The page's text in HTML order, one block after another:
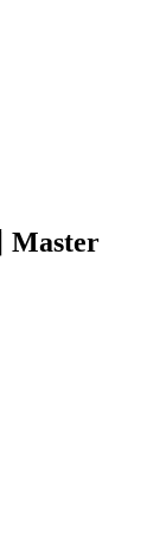
Master